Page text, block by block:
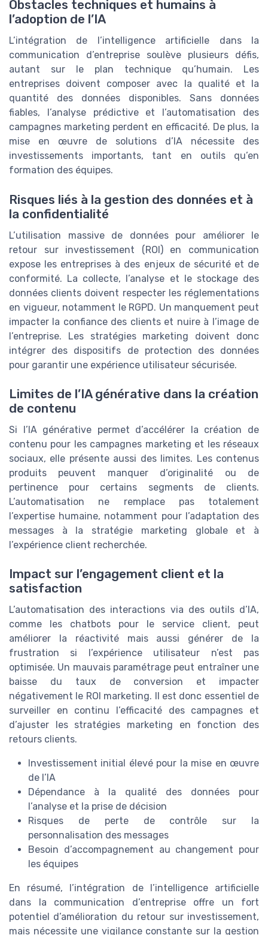
Obstacles techniques et humains à
l’adoption de l’IA
L’intégration de l’intelligence artificielle dans la
communication d’entreprise soulève plusieurs défis,
autant sur le plan technique qu’humain. Les
entreprises doivent composer avec la qualité et la
quantité des données disponibles. Sans données
fiables, l’analyse prédictive et l’automatisation des
campagnes marketing perdent en efficacité. De plus, la
mise en œuvre de solutions d’IA nécessite des
investissements importants, tant en outils qu’en
formation des équipes.
Risques liés à la gestion des données et à
la confidentialité
L’utilisation massive de données pour améliorer le
retour sur investissement (ROI) en communication
expose les entreprises à des enjeux de sécurité et de
conformité. La collecte, l’analyse et le stockage des
données clients doivent respecter les réglementations
en vigueur, notamment le RGPD. Un manquement peut
impacter la confiance des clients et nuire à l’image de
l’entreprise. Les stratégies marketing doivent donc
intégrer des dispositifs de protection des données
pour garantir une expérience utilisateur sécurisée.
Limites de l’IA générative dans la création
de contenu
Si l’IA générative permet d’accélérer la création de
contenu pour les campagnes marketing et les réseaux
sociaux, elle présente aussi des limites. Les contenus
produits peuvent manquer d’originalité ou de
pertinence pour certains segments de clients.
L’automatisation ne remplace pas totalement
l’expertise humaine, notamment pour l’adaptation des
messages à la stratégie marketing globale et à
l’expérience client recherchée.
Impact sur l’engagement client et la
satisfaction
L’automatisation des interactions via des outils d’IA,
comme les chatbots pour le service client, peut
améliorer la réactivité mais aussi générer de la
frustration si l’expérience utilisateur n’est pas
optimisée. Un mauvais paramétrage peut entraîner une
baisse du taux de conversion et impacter
négativement le ROI marketing. Il est donc essentiel de
surveiller en continu l’efficacité des campagnes et
d’ajuster les stratégies marketing en fonction des
retours clients.
Investissement initial élevé pour la mise en œuvre
de l’IA
Dépendance à la qualité des données pour
l’analyse et la prise de décision
Risques de perte de contrôle sur la
personnalisation des messages
Besoin d’accompagnement au changement pour
les équipes
En résumé, l’intégration de l’intelligence artificielle
dans la communication d’entreprise offre un fort
potentiel d’amélioration du retour sur investissement,
mais nécessite une vigilance constante sur la gestion